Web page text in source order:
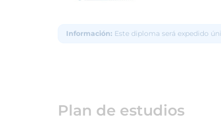
Información: Este diploma será expedido
Plan de estudios